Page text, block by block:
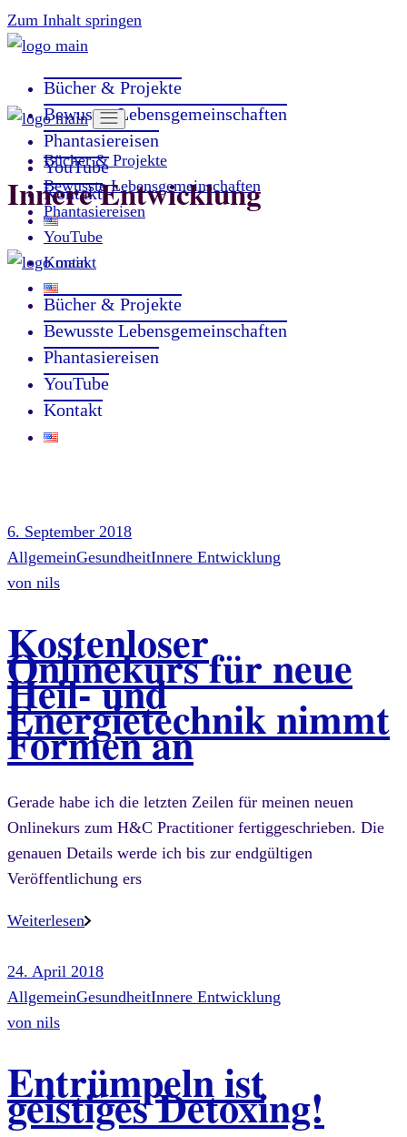
Zum Inhalt springen
Bücher & Projekte
Bewusste Lebensgemeinschaften
Phantasiereisen
YouTube
Kontakt
Bücher & Projekte
Bewusste Lebensgemeinschaften
Phantasiereisen
YouTube
Kontakt
Bücher & Projekte
Bewusste Lebensgemeinschaften
Phantasiereisen
YouTube
Kontakt
Innere Entwicklung
6. September 2018
AllgemeinGesundheitInnere Entwicklung
von nils
Kostenloser
Onlinekurs für neue
Heil- und
Energietechnik nimmt
Formen an
Gerade habe ich die letzten Zeilen für meinen neuen
Onlinekurs zum H&C Practitioner fertiggeschrieben. Die
genauen Details werde ich bis zur endgültigen
Veröffentlichung ers
Weiterlesen
24. April 2018
AllgemeinGesundheitInnere Entwicklung
von nils
Entrümpeln ist
geistiges Detoxing!